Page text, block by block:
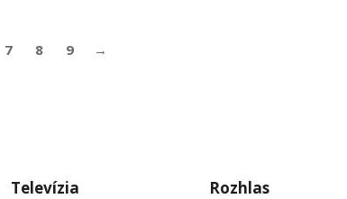
7 8 9 →
Televízia Rozhlas